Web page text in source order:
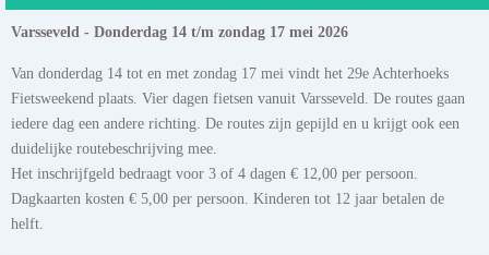
Varsseveld - Donderdag 14 t/m zondag 17 mei 2026
Van donderdag 14 tot en met zondag 17 mei vindt het 29e Achterhoeks
Fietsweekend plaats. Vier dagen fietsen vanuit Varsseveld. De routes gaan
iedere dag een andere richting. De routes zijn gepijld en u krijgt ook een
duidelijke routebeschrijving mee.
Het inschrijfgeld bedraagt voor 3 of 4 dagen € 12,00 per persoon.
Dagkaarten kosten € 5,00 per persoon. Kinderen tot 12 jaar betalen de
helft.